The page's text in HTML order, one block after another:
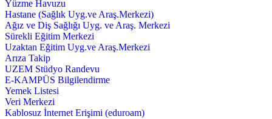
Yüzme Havuzu
Hastane (Sağlık Uyg.ve Araş.Merkezi)
Ağız ve Diş Sağlığı Uyg. ve Araş. Merkezi
Sürekli Eğitim Merkezi
Uzaktan Eğitim Uyg.ve Araş.Merkezi
Arıza Takip
UZEM Stüdyo Randevu
E-KAMPÜS Bilgilendirme
Yemek Listesi
Veri Merkezi
Kablosuz İnternet Erişimi (eduroam)